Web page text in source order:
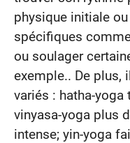
physique initiale
spécifiques
ou soulager
exemple.. De plus,
variés : hatha-
vinyasa-yoga plus
intense; yin-yoga